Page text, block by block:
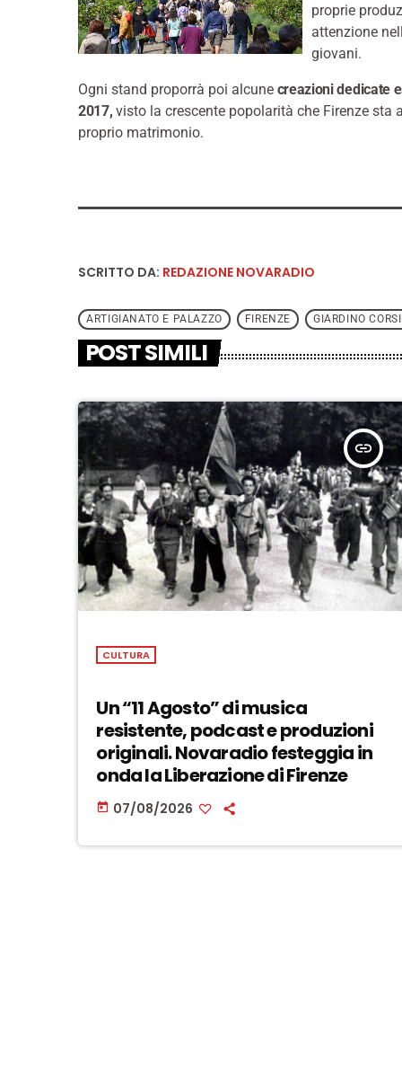
proprie
attenzione
giovani.
Ogni stand proporrà poi alcune creazioni dedicate
2017, visto la crescente popolarità che Firenze sta
proprio matrimonio.
SCRITTO DA: REDAZIONE NOVARADIO
ARTIGIANATO E PALAZZO FIRENZE GIARDINO
POST SIMILI
insert_link
CULTURA
Un “11 Agosto” di musica
resistente, podcast e produzioni
originali. Novaradio festeggia in
onda la Liberazione di Firenze
today 07/08/2026